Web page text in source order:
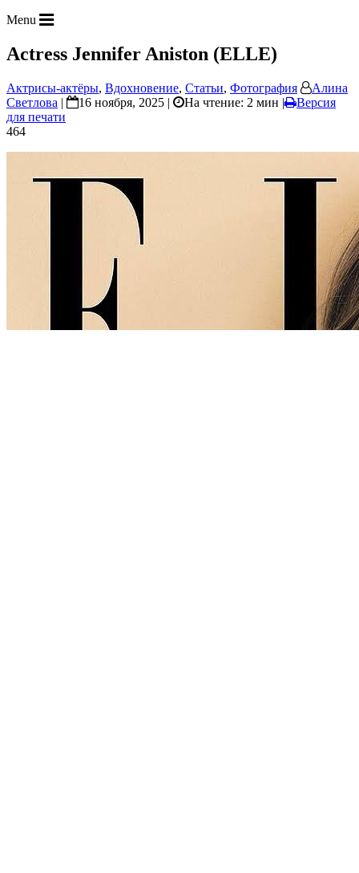
Menu
Actress Jennifer Aniston (ELLE)
Актрисы-актёры, Вдохновение, Статьи, Фотография
Алина
Светлова | 16 ноября, 2025 | На чтение: 2 мин |
Версия
для печати
464